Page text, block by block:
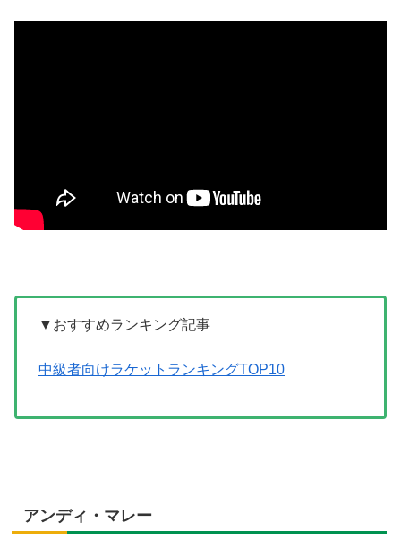
▼おすすめランキング記事
中級者向けラケットランキングTOP10
アンディ・マレー